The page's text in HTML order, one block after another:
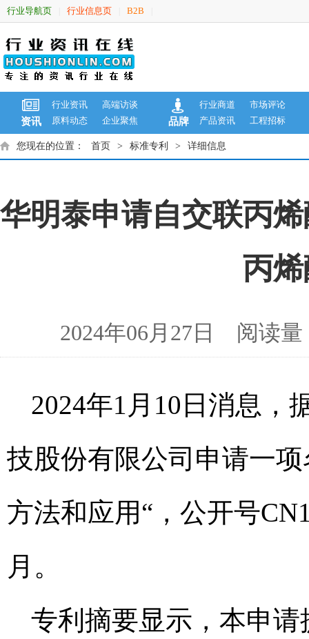
行业导航页 行业信息页 B2B
资讯
行业资讯
高端访谈
原料动态
企业聚焦 品牌
行业商道
市场评论
产品资讯
工程招标
您现在的位置： 首页 > 标准专利 > 详细信息
华明泰申请自交联丙
丙
2024年06月27日 阅读
2024年1月10日消息，
技股份有限公司申请一
方法和应用“，公开号
月。
专利摘要显示，本申